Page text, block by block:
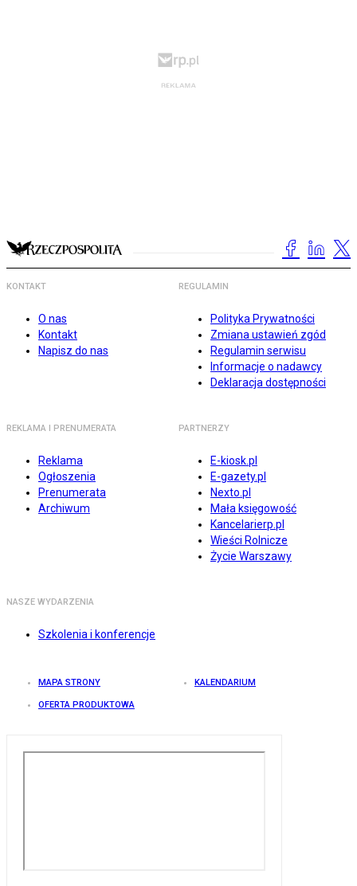
KONTAKT
O nas
Kontakt
Napisz do nas
REGULAMIN
Polityka Prywatności
Zmiana ustawień zgód
Regulamin serwisu
Informacje o nadawcy
Deklaracja dostępności
REKLAMA I PRENUMERATA
Reklama
Ogłoszenia
Prenumerata
Archiwum
PARTNERZY
E-kiosk.pl
E-gazety.pl
Nexto.pl
Mała księgowość
Kancelarierp.pl
Wieści Rolnicze
Życie Warszawy
NASZE WYDARZENIA
Szkolenia i konferencje
MAPA STRONY KALENDARIUM
OFERTA PRODUKTOWA